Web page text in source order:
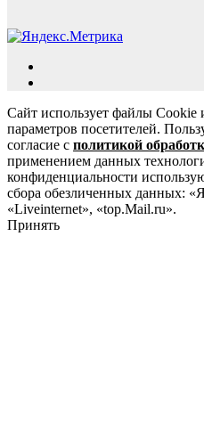
Сайт использует файлы Cookie
параметров посетителей.
согласие с политикой
применением данных
конфиденциальности
сбора обезличенных данных:
«Liveinternet», «top.Mail.ru».
Принять